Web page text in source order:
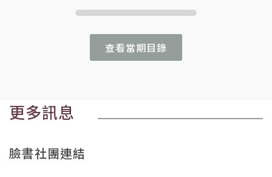
查看當期目錄
更多訊息
臉書社團連結